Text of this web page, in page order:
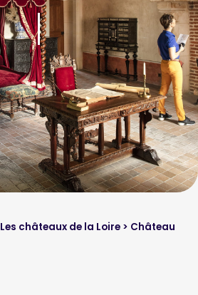
Les châteaux de la Loire > Château